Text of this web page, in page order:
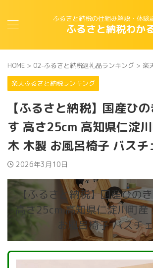
ふるさと納税の仕組み解説・体験
ふるさと納税わか
HOME > 02-ふるさと納税返礼品ランキング > 楽
楽天ふるさと納税ランキング
【ふるさと納税】国産ひ
す 高さ25cm 高知県仁淀
木 木製 お風呂椅子 バスチ
2026年3月10日
【ふるさと納税】国産ひの
高さ25cm 高知県仁淀川町
お風呂椅子 バスチ